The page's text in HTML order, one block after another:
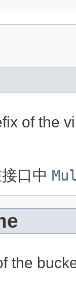
of the
口中
the